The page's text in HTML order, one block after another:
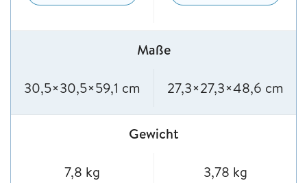
Maße
30,5×30,5×59,1 cm 27,3×27,3×48,6 cm
Gewicht
7,8 kg 3,78 kg